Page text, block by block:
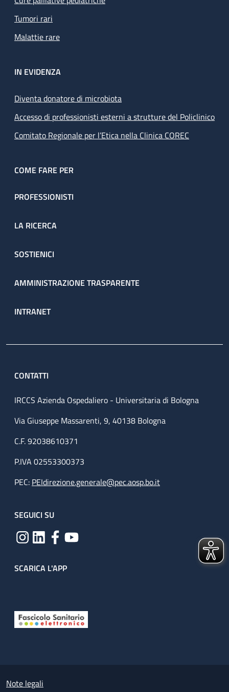
Tumori rari
Malattie rare
IN EVIDENZA
Diventa donatore di microbiota
Accesso di professionisti esterni a strutture del Policlinico
Comitato Regionale per l’Etica nella Clinica COREC
COME FARE PER
PROFESSIONISTI
LA RICERCA
SOSTIENICI
AMMINISTRAZIONE TRASPARENTE
INTRANET
CONTATTI
IRCCS Azienda Ospedaliero - Universitaria di Bologna
Via Giuseppe Massarenti, 9, 40138 Bologna
C.F. 92038610371
P.IVA 02553300373
PEC: PEIdirezione.generale@pec.aosp.bo.it
SEGUICI SU
SCARICA L'APP
Small prints
Note legali